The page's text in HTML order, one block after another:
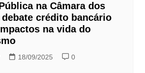
na Câmara dos
debate crédito bancário
na vida do
18/09/2025 0